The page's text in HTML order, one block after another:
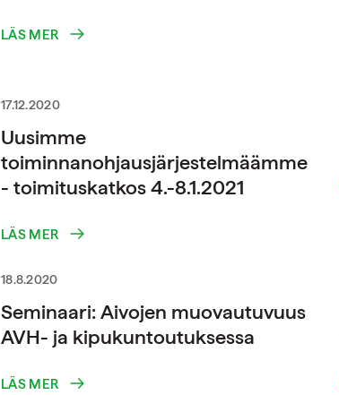
LÄS MER
17.12.2020
Uusimme
toiminnanohjausjärjestelmäämme
- toimituskatkos 4.-8.1.2021
LÄS MER
18.8.2020
Seminaari: Aivojen muovautuvuus
AVH- ja kipukuntoutuksessa
LÄS MER